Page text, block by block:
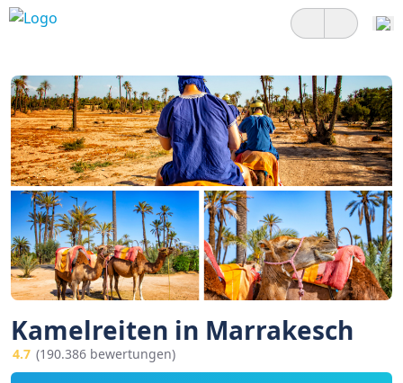
Kamelreiten in Marrakesch
4.7 (190.386 bewertungen)